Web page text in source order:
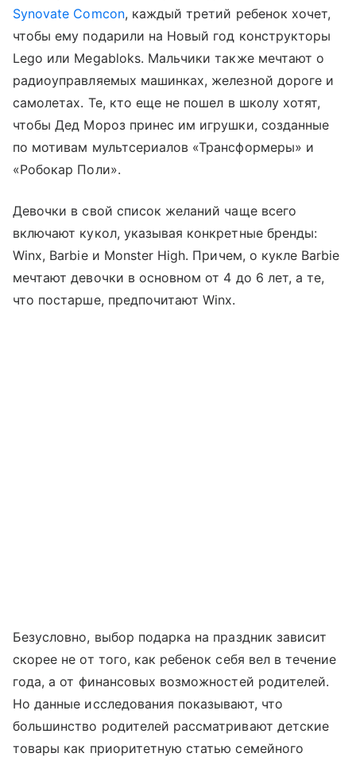
Synovate Comcon, каждый третий ребенок хочет,
чтобы ему подарили на Новый год конструкторы
Lego или Megabloks. Мальчики также мечтают о
радиоуправляемых машинках, железной дороге и
самолетах. Те, кто еще не пошел в школу хотят,
чтобы Дед Мороз принес им игрушки, созданные
по мотивам мультсериалов «Трансформеры» и
«Робокар Поли».
Девочки в свой список желаний чаще всего
включают кукол, указывая конкретные бренды:
Winx, Barbie и Monster High. Причем, о кукле Barbie
мечтают девочки в основном от 4 до 6 лет, а те,
что постарше, предпочитают Winx.
Безусловно, выбор подарка на праздник зависит
скорее не от того, как ребенок себя вел в течение
года, а от финансовых возможностей родителей.
Но данные исследования показывают, что
большинство родителей рассматривают детские
товары как приоритетную статью семейного